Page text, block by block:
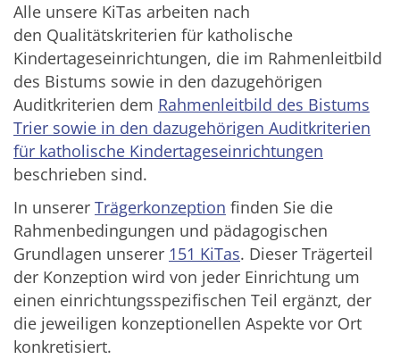
Alle unsere KiTas arbeiten nach
den Qualitätskriterien für katholische
Kindertageseinrichtungen, die im Rahmenleitbild
des Bistums sowie in den dazugehörigen
Auditkriterien dem Rahmenleitbild des Bistums
Trier sowie in den dazugehörigen Auditkriterien
für katholische Kindertageseinrichtungen
beschrieben sind.
In unserer Trägerkonzeption finden Sie die
Rahmenbedingungen und pädagogischen
Grundlagen unserer 151 KiTas. Dieser Trägerteil
der Konzeption wird von jeder Einrichtung um
einen einrichtungsspezifischen Teil ergänzt, der
die jeweiligen konzeptionellen Aspekte vor Ort
konkretisiert.